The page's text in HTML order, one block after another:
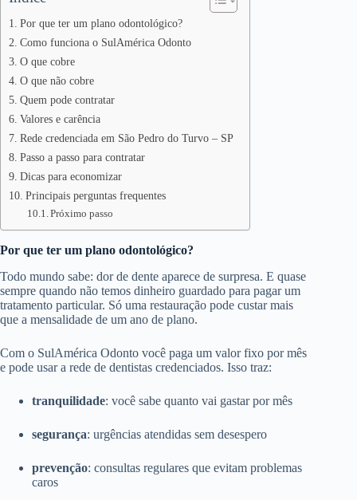
Por que ter um plano odontológico?
Como funciona o SulAmérica Odonto
O que cobre
O que não cobre
Quem pode contratar
Valores e carência
Rede credenciada em São Pedro do Turvo – SP
Passo a passo para contratar
Dicas para economizar
Principais perguntas frequentes
Próximo passo
Por que ter um plano odontológico?
Todo mundo sabe: dor de dente aparece de surpresa. E quase
sempre quando não temos dinheiro guardado para pagar um
tratamento particular. Só uma restauração pode custar mais
que a mensalidade de um ano de plano.
Com o SulAmérica Odonto você paga um valor fixo por mês
e pode usar a rede de dentistas credenciados. Isso traz:
tranquilidade: você sabe quanto vai gastar por mês
segurança: urgências atendidas sem desespero
prevenção: consultas regulares que evitam problemas
caros